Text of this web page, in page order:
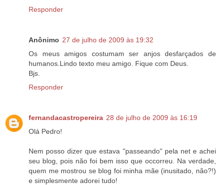
Responder
Anônimo 27 de julho de 2009 às 19:32
Os meus amigos costumam ser anjos desfarçados de
humanos.Lindo texto meu amigo. Fique com Deus.
Bjs.
Responder
fernandacastropereira 28 de julho de 2009 às 16:19
Olá Pedro!
Nem posso dizer que estava "passeando" pela net e achei
seu blog, pois não foi bem isso que occorreu. Na verdade,
quem me mostrou se blog foi minha mãe (inusitado, não?!)
e simplesmente adorei tudo!